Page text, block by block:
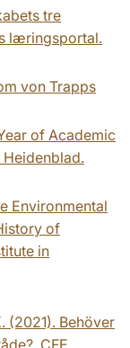
tre
læringsportal.
von Trapps
of Academic
Environmental
of
in
(2021). Behöver
CFE